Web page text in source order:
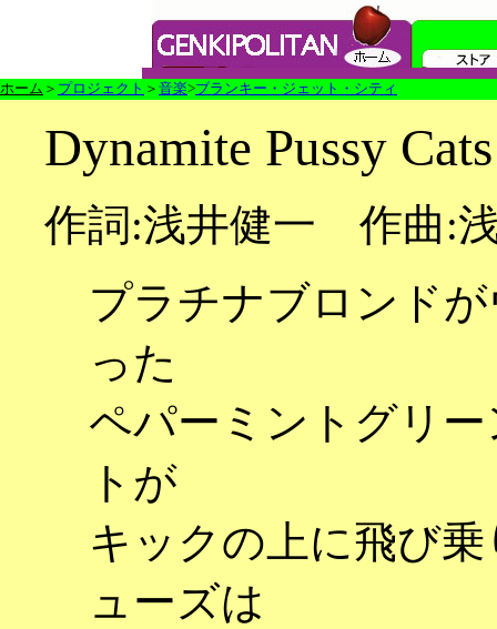
ホーム ＞ プロジェクト ＞ 音楽>ブランキー・ジェット・シティ
Dynamite Pussy Cats
作詞:浅井健一 作曲:
プラチナブロンド
った
ペパーミントグリ
トが
キックの上に飛び
ューズは